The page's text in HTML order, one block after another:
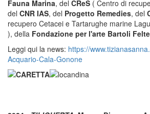
Fauna Marina, del CReS ( Centro di
del CNR IAS, del Progetto Remedies, del
recupero Cetacei e Tartarughe marine
), della Fondazione per l'arte Bartoli
Leggi qui la news: https://
Acquario-Cala-Gonone